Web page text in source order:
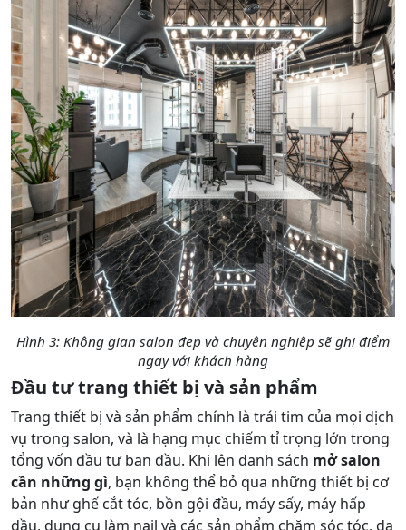
Hình 3: Không gian salon đẹp và chuyên nghiệp sẽ ghi điểm
ngay với khách hàng
Đầu tư trang thiết bị và sản phẩm
Trang thiết bị và sản phẩm chính là trái tim của mọi dịch
vụ trong salon, và là hạng mục chiếm tỉ trọng lớn trong
tổng vốn đầu tư ban đầu. Khi lên danh sách mở salon
cần những gì, bạn không thể bỏ qua những thiết bị cơ
bản như ghế cắt tóc, bồn gội đầu, máy sấy, máy hấp
dầu, dụng cụ làm nail và các sản phẩm chăm sóc tóc, da